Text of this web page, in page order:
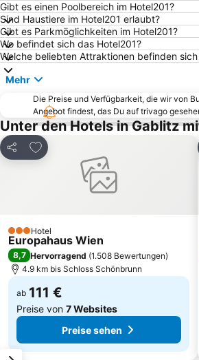
Gibt es einen Poolbereich im Hotel201?
Sind Haustiere im Hotel201 erlaubt?
Gibt es Parkmöglichkeiten im Hotel201?
Wo befindet sich das Hotel201?
Welche beliebten Attraktionen befinden
Mehr
Die Preise und Verfügbarkeit, die wir von
Angebot findest, das Du auf trivago
Unter den Hotels in Gablitz
Teilen
Zu Favoriten hinzufügen
3 Sterne
Hotel
Europahaus Wien
8,7 Hervorragend (1.508 Bewertungen)
4.9 km bis Schloss Schönbrunn
ab 111 €
Preise von 7 Websites
Preise sehen